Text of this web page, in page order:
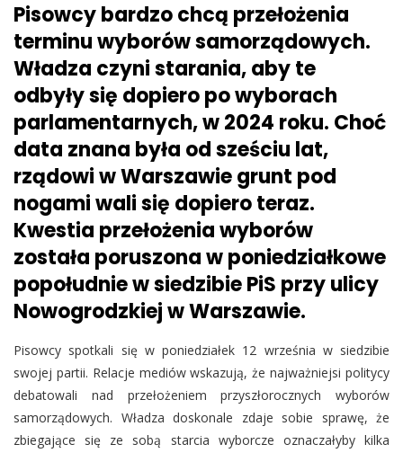
Pisowcy bardzo chcą przełożenia
terminu wyborów samorządowych.
Władza czyni starania, aby te
odbyły się dopiero po wyborach
parlamentarnych, w 2024 roku. Choć
data znana była od sześciu lat,
rządowi w Warszawie grunt pod
nogami wali się dopiero teraz.
Kwestia przełożenia wyborów
została poruszona w poniedziałkowe
popołudnie w siedzibie PiS przy ulicy
Nowogrodzkiej w Warszawie.
Pisowcy spotkali się w poniedziałek 12 września w siedzibie
swojej partii. Relacje mediów wskazują, że najważniejsi politycy
debatowali nad przełożeniem przyszłorocznych wyborów
samorządowych. Władza doskonale zdaje sobie sprawę, że
zbiegające się ze sobą starcia wyborcze oznaczałyby kilka